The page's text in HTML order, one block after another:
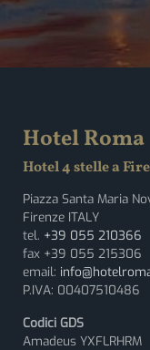
Hotel Roma
Hotel 4 stelle a
Piazza Santa Maria
Firenze ITALY
tel. +39 055 210366
fax +39 055 215306
email:
P.IVA: 00407510486
Codici GDS
Amadeus YXFLRHRM